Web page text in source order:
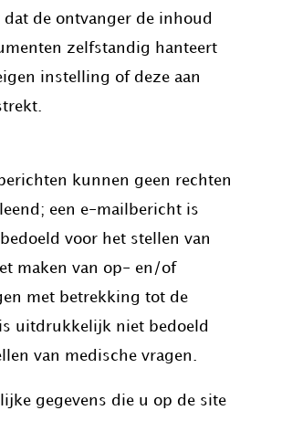
dat de ontvanger de inhoud
zelfstandig hanteert
instelling of deze aan
kunnen geen rechten
een e-mailbericht is
voor het stellen van
maken van op- en/of
met betrekking tot de
uitdrukkelijk niet bedoeld
van medische vragen.
gegevens die u op de site